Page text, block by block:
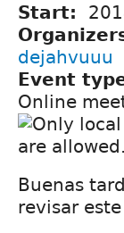
Start:
dejahvuuu
Event
Online
Buenas
revisar